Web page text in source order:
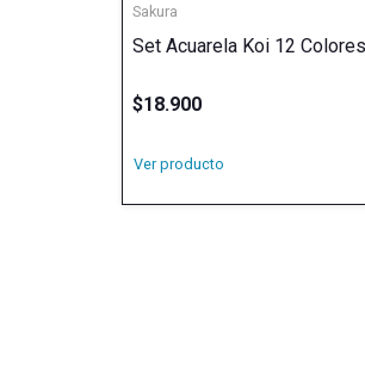
Sakura
Set Acuarela Koi 12 Colores
$18.900
Ver producto